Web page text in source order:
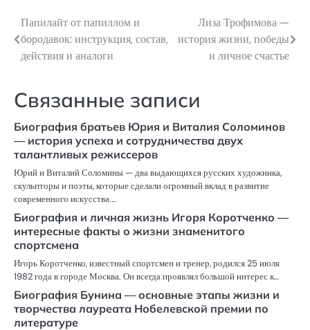
Навигация
по
Папилайт от папиллом и
бородавок: инструкция, состав,
действия и аналоги
Лиза Трофимова —
история жизни, победы
и личное счастье
Связанные записи
Биография братьев Юрия и Виталия Соломинов
— история успеха и сотрудничества двух
талантливых режиссеров
Юрий и Виталий Соломины — два выдающихся русских художника,
скульпторы и поэты, которые сделали огромный вклад в развитие
современного искусства.…
Биография и личная жизнь Игоря Коротченко —
интересные факты о жизни знаменитого
спортсмена
Игорь Коротченко, известный спортсмен и тренер, родился 25 июля
1982 года в городе Москва. Он всегда проявлял большой интерес к…
Биография Бунина — основные этапы жизни и
творчества лауреата Нобелевской премии по
литературе